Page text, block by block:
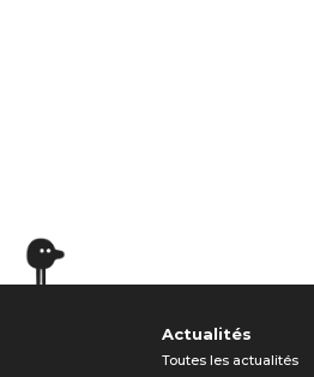
Actualités
Toutes les actualités